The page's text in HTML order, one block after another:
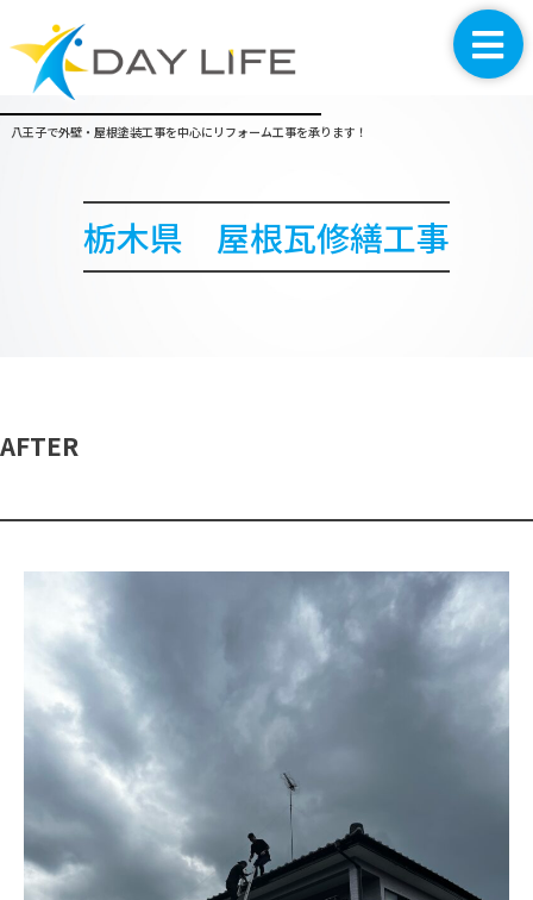
八王子で外壁・屋根塗装工事を中心にリフォーム工事を承ります！
栃木県 屋根瓦修繕工事
AFTER